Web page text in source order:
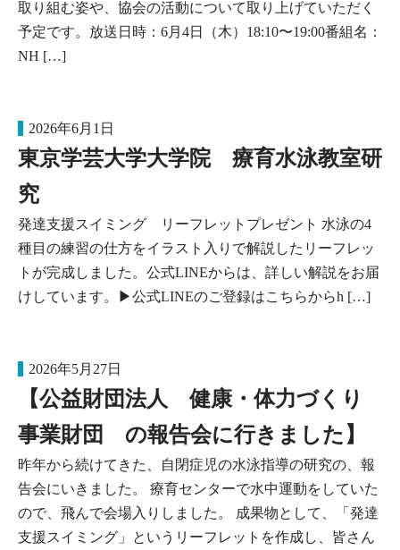
取り組む姿や、協会の活動について取り上げていただく
予定です。放送日時：6月4日（木）18:10〜19:00番組名：
NH […]
2026年6月1日
東京学芸大学大学院 療育水泳教室研
究
発達支援スイミング リーフレットプレゼント 水泳の4
種目の練習の仕方をイラスト入りで解説したリーフレッ
トが完成しました。公式LINEからは、詳しい解説をお届
けしています。▶公式LINEのご登録はこちらからh […]
2026年5月27日
【公益財団法人 健康・体力づくり
事業財団 の報告会に行きました】
昨年から続けてきた、自閉症児の水泳指導の研究の、報
告会にいきました。 療育センターで水中運動をしていた
ので、飛んで会場入りしました。 成果物として、「発達
支援スイミング」というリーフレットを作成し、皆さん